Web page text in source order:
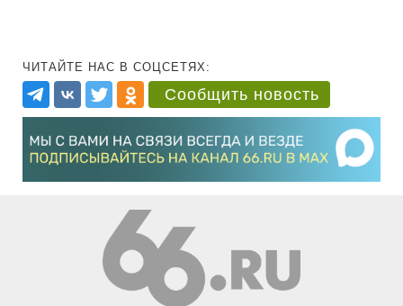
ЧИТАЙТЕ НАС В СОЦСЕТЯХ:
Сообщить новость